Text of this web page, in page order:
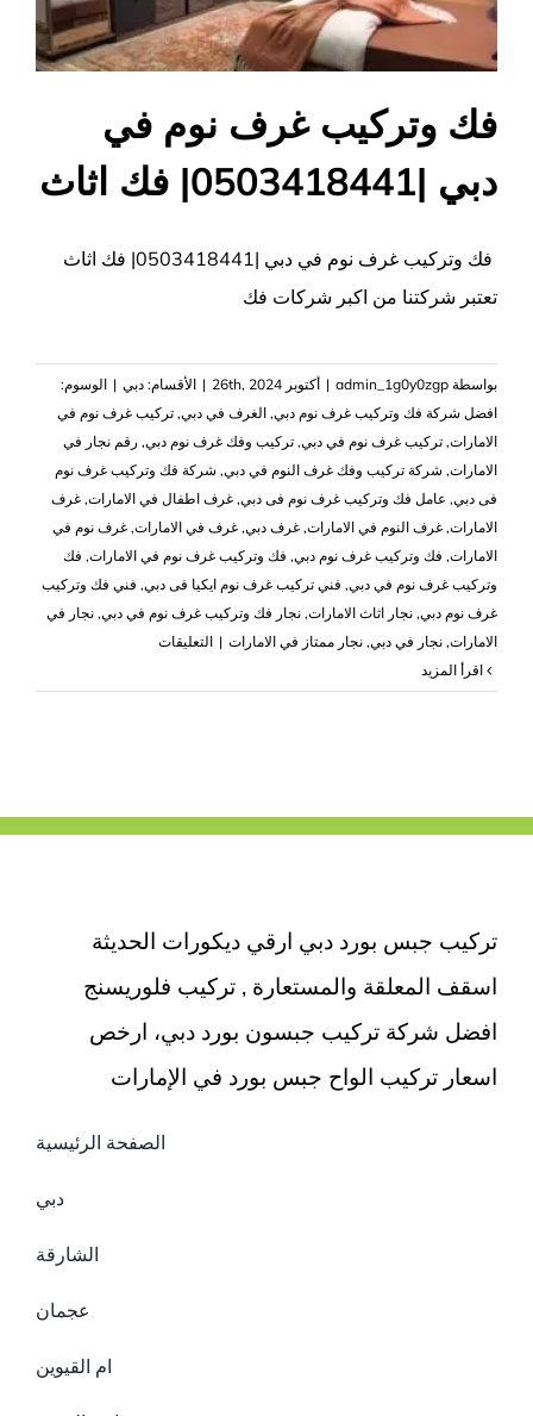
فك وتركيب غرف نوم في
دبي |0503418441| فك اثاث
فك وتركيب غرف نوم في دبي |0503418441| فك اثاث
تعتبر شركتنا من اكبر شركات فك
بواسطة admin_1g0y0zgp
| أكتوبر 26th, 2024 | الأقسام: دبي | الوسوم:
افضل شركة فك وتركيب غرف نوم دبي, الغرف في دبي, تركيب غرف نوم في
الامارات, تركيب غرف نوم في دبي, تركيب وفك غرف نوم دبي, رقم نجار في
الامارات, شركة تركيب وفك غرف النوم في دبي, شركة فك وتركيب غرف نوم
فى دبي, عامل فك وتركيب غرف نوم فى دبي, غرف اطفال في الامارات, غرف
الامارات, غرف النوم في الامارات, غرف دبي, غرف في الامارات, غرف نوم في
الامارات, فك وتركيب غرف نوم دبي, فك وتركيب غرف نوم في الامارات, فك
وتركيب غرف نوم في دبي, فني تركيب غرف نوم ايكيا فى دبي, فني فك وتركيب
غرف نوم دبي, نجار اثاث الامارات, نجار فك وتركيب غرف نوم في دبي, نجار في
الامارات, نجار في دبي, نجار ممتاز في الامارات | التعليقاتعلى
وتركيب
|0503418441|
تركيب جبس بورد دبي ارقي ديكورات الحديثة
اسقف المعلقة والمستعارة , تركيب فلوريسنج
افضل شركة تركيب جبسون بورد دبي، ارخص
اسعار تركيب الواح جبس بورد في الإمارات
الصفحة الرئيسية
دبي
الشارقة
عجمان
ام القيوين